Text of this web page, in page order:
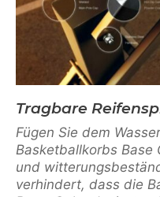
Tragbare
Fügen Sie dem
Basketballkorbs Base
und
verhindert, dass die